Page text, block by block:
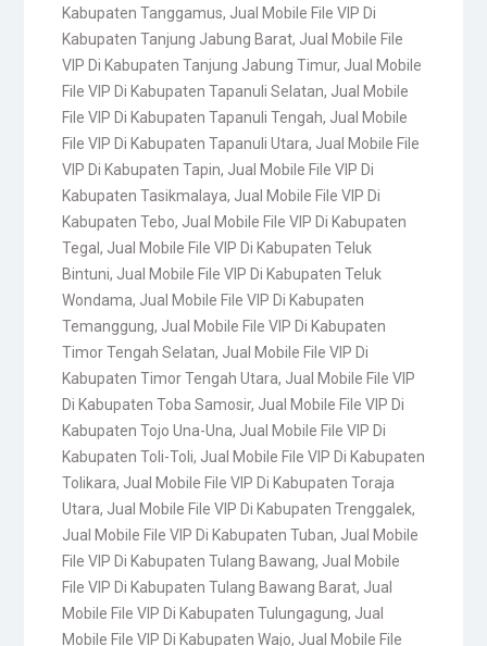
Kabupaten Tanggamus, Jual Mobile File VIP Di
Kabupaten Tanjung Jabung Barat, Jual Mobile File
VIP Di Kabupaten Tanjung Jabung Timur, Jual Mobile
File VIP Di Kabupaten Tapanuli Selatan, Jual Mobile
File VIP Di Kabupaten Tapanuli Tengah, Jual Mobile
File VIP Di Kabupaten Tapanuli Utara, Jual Mobile File
VIP Di Kabupaten Tapin, Jual Mobile File VIP Di
Kabupaten Tasikmalaya, Jual Mobile File VIP Di
Kabupaten Tebo, Jual Mobile File VIP Di Kabupaten
Tegal , Jual Mobile File VIP Di Kabupaten Teluk
Bintuni, Jual Mobile File VIP Di Kabupaten Teluk
Wondama, Jual Mobile File VIP Di Kabupaten
Temanggung, Jual Mobile File VIP Di Kabupaten
Timor Tengah Selatan, Jual Mobile File VIP Di
Kabupaten Timor Tengah Utara, Jual Mobile File VIP
Di Kabupaten Toba Samosir, Jual Mobile File VIP Di
Kabupaten Tojo Una-Una, Jual Mobile File VIP Di
Kabupaten Toli-Toli, Jual Mobile File VIP Di Kabupaten
Tolikara, Jual Mobile File VIP Di Kabupaten Toraja
Utara, Jual Mobile File VIP Di Kabupaten Trenggalek,
Jual Mobile File VIP Di Kabupaten Tuban, Jual Mobile
File VIP Di Kabupaten Tulang Bawang, Jual Mobile
File VIP Di Kabupaten Tulang Bawang Barat, Jual
Mobile File VIP Di Kabupaten Tulungagung, Jual
Mobile File VIP Di Kabupaten Wajo, Jual Mobile File